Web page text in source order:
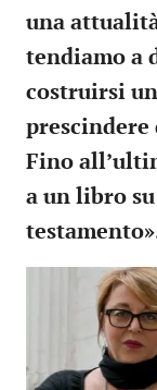
una
tendiamo a
costruirsi
Fino
a un libro